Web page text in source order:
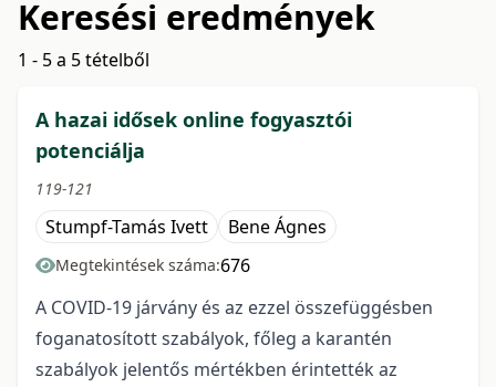
Keresési eredmények
1 - 5 a 5 tételből
A hazai idősek online fogyasztói
potenciálja
119-121
Stumpf-Tamás Ivett Bene Ágnes
Megtekintések száma:676
A COVID-19 járvány és az ezzel összefüggésben
foganatosított szabályok, főleg a karantén
szabályok jelentős mértékben érintették az